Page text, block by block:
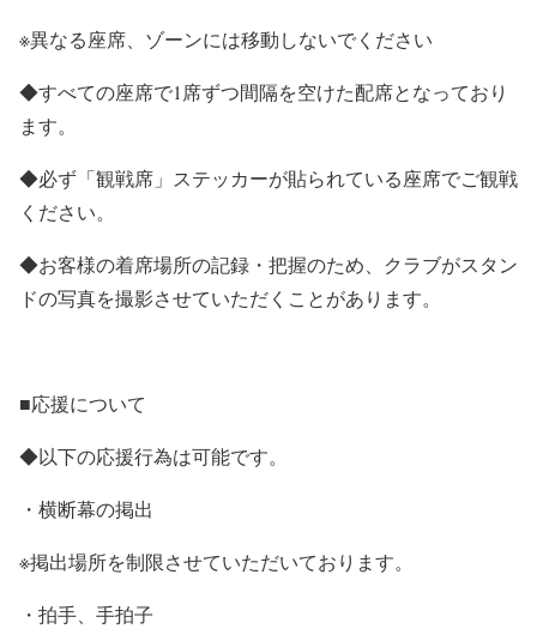
※異なる座席、ゾーンには移動しないでください
◆すべての座席で1席ずつ間隔を空けた配席となっており
ます。
◆必ず「観戦席」ステッカーが貼られている座席でご観戦
ください。
◆お客様の着席場所の記録・把握のため、クラブがスタン
ドの写真を撮影させていただくことがあります。
■応援について
◆以下の応援行為は可能です。
・横断幕の掲出
※掲出場所を制限させていただいております。
・拍手、手拍子